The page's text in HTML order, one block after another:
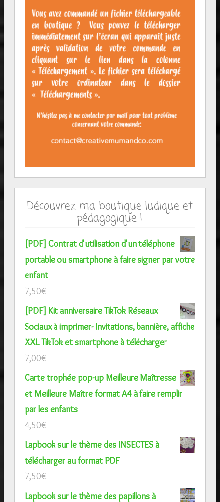
Découvrez ma boutique ludique et
pédagogique !
[PDF] Contrat d'utilisation d'un téléphone
portable ou smartphone à faire signer par votre
enfant
7,50€
[PDF] Kit anniversaire TikTok Réseaux
Sociaux à imprimer- Invitations, bannière, affiche
XXL TikTok et smartphone à télécharger
7,00€
Carte trophée pop-up Meilleure Maîtresse
et Meilleure Maître format A4 à faire remplir
par les enfants
4,50€
Lapbook sur le thème des INSECTES à
télécharger au format PDF
7,50€
Lapbook sur le thème des papillons à